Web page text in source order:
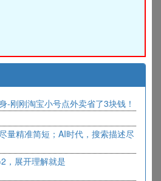
-刚刚淘宝小号点外卖省了3块钱！
量精准简短；AI时代，搜索描述尽
，展开理解就是